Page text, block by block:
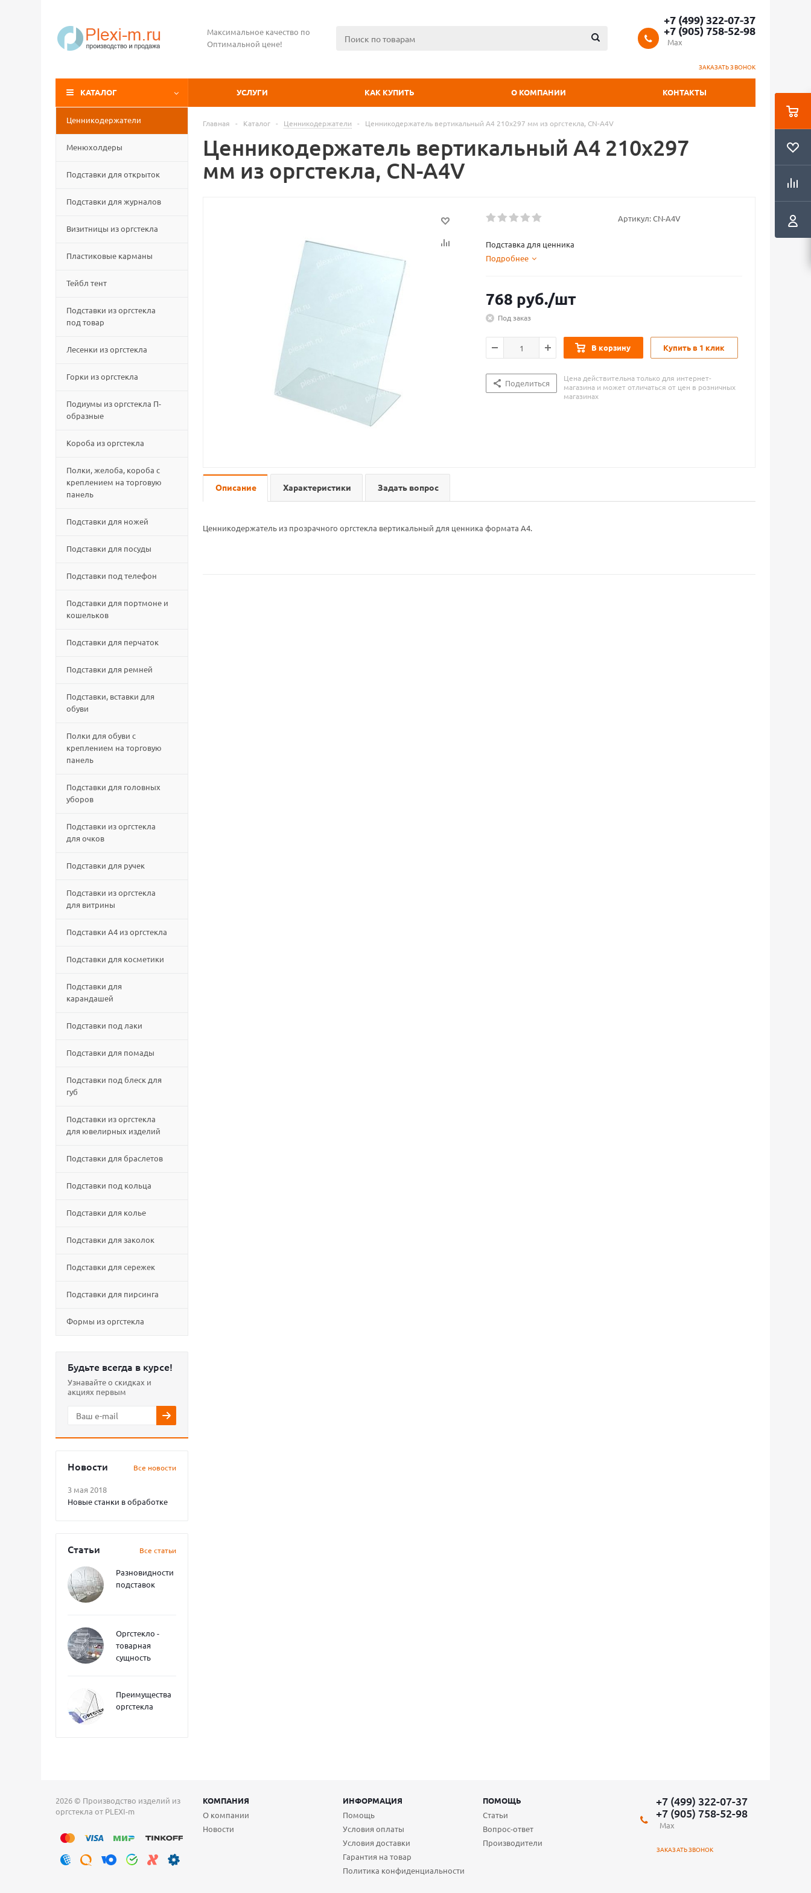
Максимальное качество по
Оптимальной цене!
+7 (499) 322-07-37
+7 (905) 758-52-98
Max
ЗАКАЗАТЬ ЗВОНОК
КАТАЛОГ УСЛУГИ КАК КУПИТЬ О КОМПАНИИ КОНТАКТЫ
Ценникодержатели
Менюхолдеры
Подставки для открыток
Подставки для журналов
Визитницы из оргстекла
Пластиковые карманы
Тейбл тент
Подставки из оргстекла
под товар
Лесенки из оргстекла
Горки из оргстекла
Подиумы из оргстекла П-
образные
Короба из оргстекла
Полки, желоба, короба с
креплением на торговую
панель
Подставки для ножей
Подставки для посуды
Подставки под телефон
Подставки для портмоне и
кошельков
Подставки для перчаток
Подставки для ремней
Подставки, вставки для
обуви
Полки для обуви с
креплением на торговую
панель
Подставки для головных
уборов
Подставки из оргстекла
для очков
Подставки для ручек
Подставки из оргстекла
для витрины
Подставки А4 из оргстекла
Подставки для косметики
Подставки для
карандашей
Подставки под лаки
Подставки для помады
Подставки под блеск для
губ
Подставки из оргстекла
для ювелирных изделий
Подставки для браслетов
Подставки под кольца
Подставки для колье
Подставки для заколок
Подставки для сережек
Подставки для пирсинга
Формы из оргстекла
Будьте всегда в курсе!
Узнавайте о скидках и
акциях первым
Новости Все новости
3 мая 2018
Новые станки в обработке
Статьи Все статьи
Разновидности
подставок
Оргстекло -
товарная
сущность
Преимущества
оргстекла
Главная - Каталог - Ценникодержатели - Ценникодержатель вертикальный А4 210x297 мм из оргстекла, CN-A4V
Ценникодержатель вертикальный А4 210x297
мм из оргстекла, CN-A4V
Артикул: CN-A4V
Подставка для ценника
Подробнее
768 руб./шт
Под заказ
В корзину Купить в 1 клик
Поделиться
Цена действительна только для интернет-
магазина и может отличаться от цен в розничных
магазинах
Описание Характеристики Задать вопрос
Ценникодержатель из прозрачного оргстекла вертикальный для ценника формата А4.
2026 © Производство изделий из
оргстекла от PLEXI-m
КОМПАНИЯ ИНФОРМАЦИЯ
ПОМОЩЬ
О компании
Новости
Помощь
Условия оплаты
Условия доставки
Гарантия на товар
Политика конфиденциальности
Статьи
Вопрос-ответ
Производители
+7 (499) 322-07-37
+7 (905) 758-52-98
Max
ЗАКАЗАТЬ ЗВОНОК